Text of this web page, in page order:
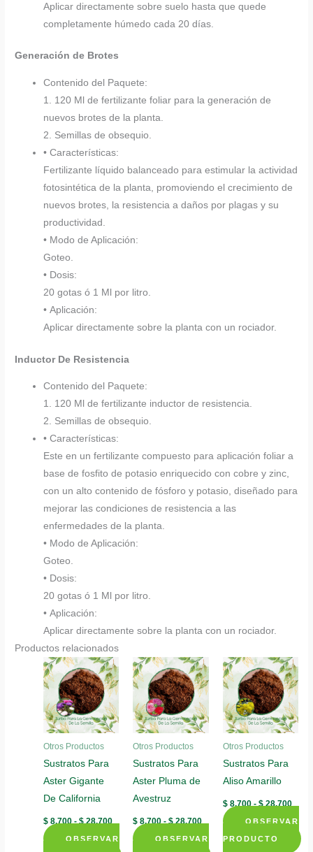
Aplicar directamente sobre suelo hasta que quede
completamente húmedo cada 20 días.
Generación de Brotes
Contenido del Paquete:
1. 120 Ml de fertilizante foliar para la generación de
nuevos brotes de la planta.
2. Semillas de obsequio.
• Características:
Fertilizante líquido balanceado para estimular la actividad
fotosintética de la planta, promoviendo el crecimiento de
nuevos brotes, la resistencia a daños por plagas y su
productividad.
• Modo de Aplicación:
Goteo.
• Dosis:
20 gotas ó 1 Ml por litro.
• Aplicación:
Aplicar directamente sobre la planta con un rociador.
Inductor De Resistencia
Contenido del Paquete:
1. 120 Ml de fertilizante inductor de resistencia.
2. Semillas de obsequio.
• Características:
Este en un fertilizante compuesto para aplicación foliar a
base de fosfito de potasio enriquecido con cobre y zinc,
con un alto contenido de fósforo y potasio, diseñado para
mejorar las condiciones de resistencia a las
enfermedades de la planta.
• Modo de Aplicación:
Goteo.
• Dosis:
20 gotas ó 1 Ml por litro.
• Aplicación:
Aplicar directamente sobre la planta con un rociador.
Productos relacionados
Otros Productos
Sustratos Para
Aster Gigante
De California
$ 8.700 - $28.700 Rango
precios:
OBSERVAR
Otros Productos
Sustratos Para
Aster Pluma de
Avestruz
$ 8.700 - $28.700 Rango
precios:
OBSERVAR
Otros Productos
Sustratos Para
Aliso Amarillo
$8.700 - $28.700
$
OBSERVAR
PRODUCTO